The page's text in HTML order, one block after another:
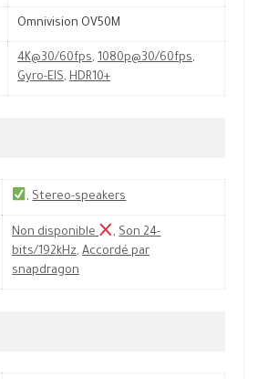
Omnivision OV50M
4K@30/60fps, 1080p@30/60fps,
Gyro-EIS, HDR10+
,Stereo-speakers
Non disponible ,Son 24-
bits/192kHz, Accordé par
snapdragon